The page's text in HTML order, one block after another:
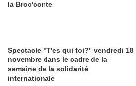
la Broc'conte
Spectacle "T'es qui toi?" vendredi 18
novembre dans le cadre de la
semaine de la solidarité
internationale